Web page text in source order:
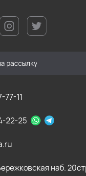
77-11
22-25
наб.